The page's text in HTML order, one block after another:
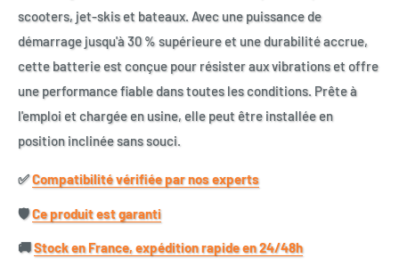
scooters, jet-skis et bateaux. Avec une puissance de
démarrage jusqu'à 30 % supérieure et une durabilité accrue,
cette batterie est conçue pour résister aux vibrations et offre
une performance fiable dans toutes les conditions. Prête à
l'emploi et chargée en usine, elle peut être installée en
position inclinée sans souci.
✅​Compatibilité vérifiée par nos experts
🛡️​Ce produit est garanti
🚚​Stock en France, expédition rapide en 24/48h